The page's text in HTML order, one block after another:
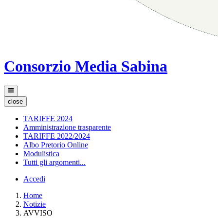
Consorzio Media Sabina
close
TARIFFE 2024
Amministrazione trasparente
TARIFFE 2022/2024
Albo Pretorio Online
Modulistica
Tutti gli argomenti...
Accedi
Home
Notizie
AVVISO